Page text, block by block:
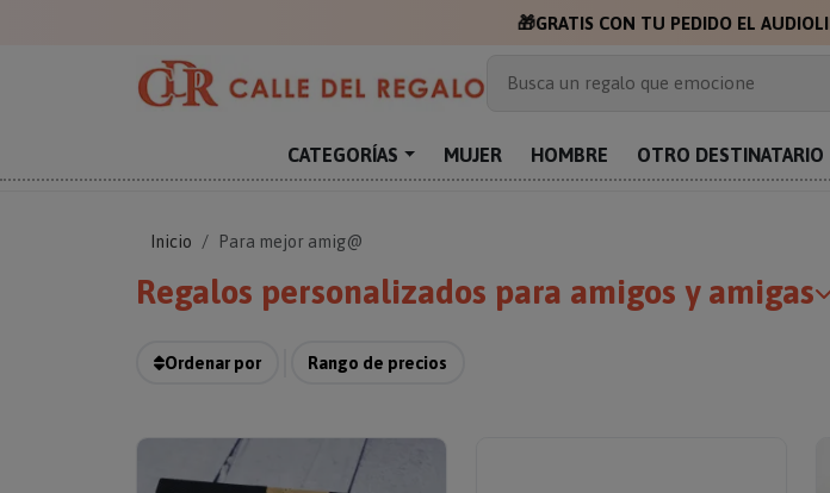
🎁GRATIS
Busca un regalo que emocione
Regalos personalizados para sorprender
CATEGORÍAS MUJER HOMBRE OTRO DESTINATARIO
Inicio Para mejor amig@
Regalos personalizados para amigos y amigas
Ordenar por Rango de precios